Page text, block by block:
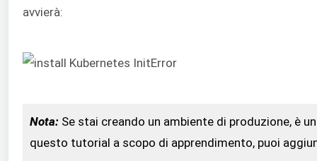
avvierà:
Nota: Se stai creando un ambiente di produzione, è
questo tutorial a scopo di apprendimento, puoi